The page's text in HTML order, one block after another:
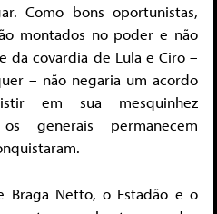
Como bons oportunistas,
montados no poder e não
da covardia de Lula e Ciro –
– não negaria um acordo
em sua mesquinhez
generais permanecem
Braga Netto, o Estadão e o